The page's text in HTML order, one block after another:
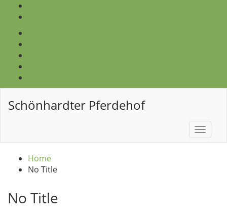
Schönhardter Pferdehof
Toggle
Home
No Title
No Title